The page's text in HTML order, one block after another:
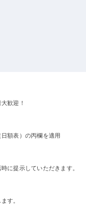
歓迎！
額表）の丙欄を適用
に提示していただきます。
す。